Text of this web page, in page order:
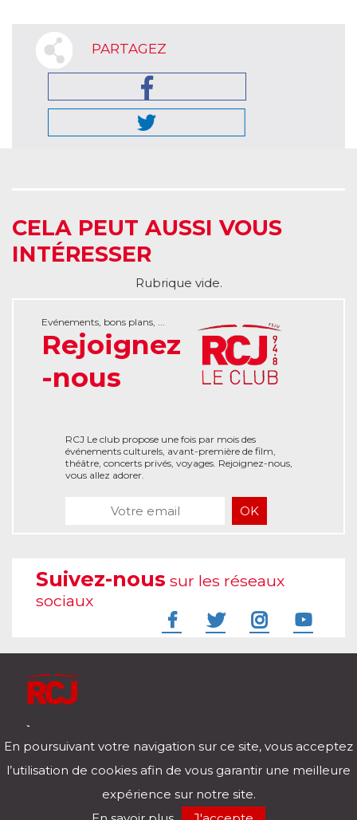
PARTAGEZ
CELA PEUT AUSSI VOUS
INTÉRESSER
Rubrique vide.
Evénements, bons plans, ...
Rejoignez
-nous
RCJ Le club propose une fois par mois des
événements culturels, avant-première de film,
théâtre, concerts privés, voyages. Rejoignez-nous,
vous allez adorer.
Suivez-nous sur les réseaux
sociaux
Télécharger notre application pour iOs et Android
En poursuivant votre navigation sur ce site, vous acceptez
l’utilisation de cookies afin de vous garantir une meilleure
expérience sur notre site.